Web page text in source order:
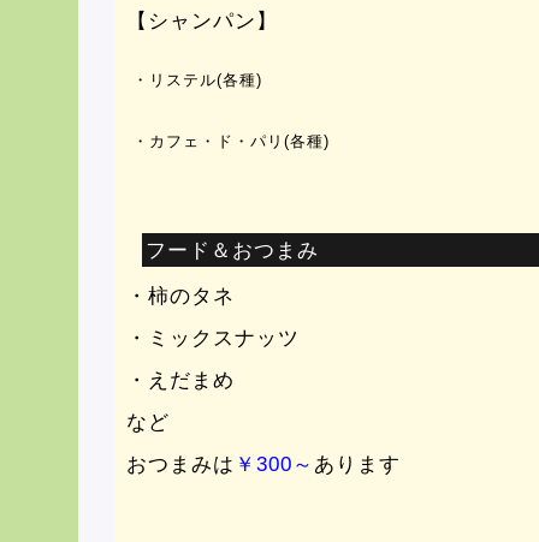
【シャンパン】
・リステル(各種)
・カフェ・ド・パリ(各種)
フード＆おつまみ
・柿のタネ
・ミックスナッツ
・えだまめ
など
おつまみは ￥300～ あります